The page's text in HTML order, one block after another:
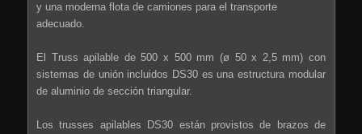
y una moderna flota de camiones para el transporte
adecuado.
El Truss apilable de 500 x 500 mm (ø 50 x 2,5 mm) con
sistemas de unión incluidos DS30 es una estructura modular
de aluminio de sección triangular.
Los trusses apilables DS30 están provistos de brazos de